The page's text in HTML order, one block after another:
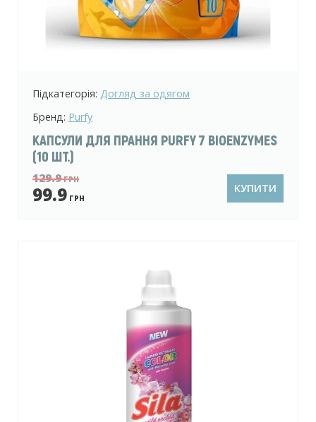
Підкатегорія: Догляд за одягом
Бренд: Purfy
КАПСУЛИ ДЛЯ ПРАННЯ PURFY 7 BIOENZYMES
(10 ШТ.)
129.9ГРН
99.9 ГРН
КУПИТИ